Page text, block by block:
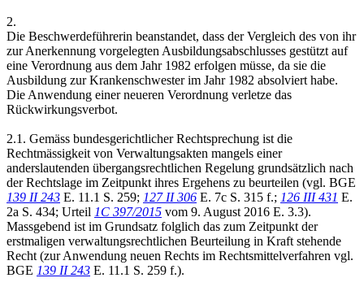
2.
Die Beschwerdeführerin beanstandet, dass der Vergleich des von ihr
zur Anerkennung vorgelegten Ausbildungsabschlusses gestützt auf
eine Verordnung aus dem Jahr 1982 erfolgen müsse, da sie die
Ausbildung zur Krankenschwester im Jahr 1982 absolviert habe.
Die Anwendung einer neueren Verordnung verletze das
Rückwirkungsverbot.
2.1. Gemäss bundesgerichtlicher Rechtsprechung ist die
Rechtmässigkeit von Verwaltungsakten mangels einer
anderslautenden übergangsrechtlichen Regelung grundsätzlich nach
der Rechtslage im Zeitpunkt ihres Ergehens zu beurteilen (vgl. BGE
139 II 243 E. 11.1 S. 259; 127 II 306 E. 7c S. 315 f.; 126 III 431 E.
2a S. 434; Urteil 1C 397/2015 vom 9. August 2016 E. 3.3).
Massgebend ist im Grundsatz folglich das zum Zeitpunkt der
erstmaligen verwaltungsrechtlichen Beurteilung in Kraft stehende
Recht (zur Anwendung neuen Rechts im Rechtsmittelverfahren vgl.
BGE 139 II 243 E. 11.1 S. 259 f.).